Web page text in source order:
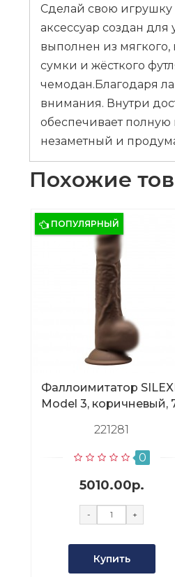
Сделай свою игрушку
аксессуар создан
выполнен из мягкого,
сумки и жёсткого
чемодан.Благодаря
внимания. Внутри
обеспечивает полную
незаметный и
Похожие
ПОПУЛЯРНЫЙ
Фаллоимитатор
Model 3, коричневый,
221281
0
5010.00р.
- +
Купить